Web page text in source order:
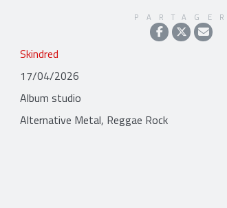
PARTAGER
Skindred
17/04/2026
Album studio
Alternative Metal, Reggae Rock